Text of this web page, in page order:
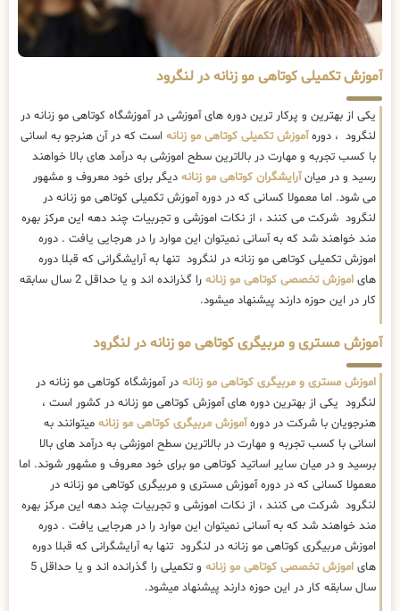
آموزش تکمیلی کوتاهی مو زنانه در لنگرود
یکی از بهترین و پرکار ترین دوره های آموزشی در آموزشگاه کوتاهی مو زنانه در
لنگرود ، دورهآموزش تکمیلی کوتاهی مو زنانه است که در آن هنرجو به اسانی
با کسب تجربه و مهارت در بالاترین سطح اموزشی به درآمد های بالا خواهند
رسید و در میانآرایشگران کوتاهی مو زنانه دیگر برای خود معروف و مشهور
می شود. اما معمولا کسانی که در دوره آموزش تکمیلی کوتاهی مو زنانه در
لنگرود شرکت می کنند ، از نکات اموزشی و تجربیات چند دهه این مرکز بهره
مند خواهند شد که به آسانی نمیتوان این موارد را در هرجایی یافت . دوره
اموزش تکمیلی کوتاهی مو زنانه در لنگرود تنها به آرایشگرانی که قبلا دوره
های اموزش تخصصی کوتاهی مو زنانه
را گذرانده اند و یا حداقل 2 سال سابقه
کار در این حوزه دارند پیشنهاد میشود.
آموزش مستری و مربیگری کوتاهی مو زنانه در لنگرود
اموزش مستری و مربیگری کوتاهی مو زنانه در آموزشگاه کوتاهی مو زنانه در
لنگرود یکی از بهترین دوره های آموزش کوتاهی مو زنانه در کشور است ،
هنرجویان با شرکت در دورهآموزش مربیگری کوتاهی مو زنانه میتوانند به
اسانی با کسب تجربه و مهارت در بالاترین سطح اموزشی به درآمد های بالا
برسید و در میان سایر اساتید کوتاهی مو برای خود معروف و مشهور شوند. اما
معمولا کسانی که در دوره آموزش مستری و مربیگری کوتاهی مو زنانه در
لنگرود شرکت می کنند ، از نکات اموزشی و تجربیات چند دهه این مرکز بهره
مند خواهند شد که به آسانی نمیتوان این موارد را در هرجایی یافت . دوره
اموزش مربیگری کوتاهی مو زنانه در لنگرود تنها به آرایشگرانی که قبلا دوره
های اموزش تخصصی کوتاهی مو زنانه
و تکمیلی را گذرانده اند و یا حداقل 5
سال سابقه کار در این حوزه دارند پیشنهاد میشود.